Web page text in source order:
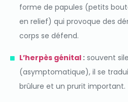
forme de papules (petits
en relief) qui provoque des
corps se défend.
L’herpès génital:souvent
(asymptomatique), il se
brûlure et un prurit important.